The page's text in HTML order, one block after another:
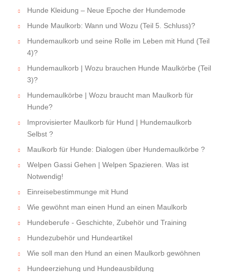
Hunde Kleidung – Neue Epoche der Hundemode
Hunde Maulkorb: Wann und Wozu (Teil 5. Schluss)?
Hundemaulkorb und seine Rolle im Leben mit Hund (Teil
4)?
Hundemaulkorb | Wozu brauchen Hunde Maulkörbe (Teil
3)?
Hundemaulkörbe | Wozu braucht man Maulkorb für
Hunde?
Improvisierter Maulkorb für Hund | Hundemaulkorb
Selbst ?
Maulkorb für Hunde: Dialogen über Hundemaulkörbe ?
Welpen Gassi Gehen | Welpen Spazieren. Was ist
Notwendig!
Einreisebestimmunge mit Hund
Wie gewöhnt man einen Hund an einen Maulkorb
Hundeberufe - Geschichte, Zubehör und Training
Hundezubehör und Hundeartikel
Wie soll man den Hund an einen Maulkorb gewöhnen
Hundeerziehung und Hundeausbildung